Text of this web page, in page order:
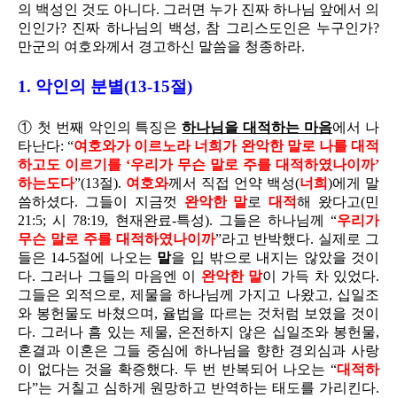
의 백성인 것도 아니다. 그러면 누가 진짜 하나님 앞에서 의
인인가? 진짜 하나님의 백성, 참 그리스도인은 누구인가?
만군의 여호와께서 경고하신 말씀을 청종하라.
1. 악인의 분별(13-15절)
① 첫 번째 악인의 특징은하나님을 대적하는 마음에서 나
타난다: “여호와가 이르노라 너희가 완악한 말로 나를 대적
하고도 이르기를 ‘우리가 무슨 말로 주를 대적하였나이까’
하는도다”(13절). 여호와께서 직접 언약 백성(너희 )에게 말
씀하셨다. 그들이 지금껏 완악한 말로 대적해 왔다고(민
21:5; 시 78:19, 현재완료-특성). 그들은 하나님께 “우리가
무슨 말로 주를 대적하였나이까”라고 반박했다. 실제로 그
들은 14-5절에 나오는 말을 입 밖으로 내지는 않았을 것이
다. 그러나 그들의 마음엔 이 완악한 말이 가득 차 있었다.
그들은 외적으로, 제물을 하나님께 가지고 나왔고, 십일조
와 봉헌물도 바쳤으며, 율법을 따르는 것처럼 보였을 것이
다. 그러나 흠 있는 제물, 온전하지 않은 십일조와 봉헌물,
혼결과 이혼은 그들 중심에 하나님을 향한 경외심과 사랑
이 없다는 것을 확증했다. 두 번 반복되어 나오는 “대적하
다”는 거칠고 심하게 원망하고 반역하는 태도를 가리킨다.